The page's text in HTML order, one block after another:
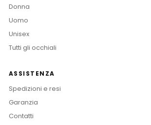
Donna
Uomo
Unisex
Tutti gli occhiali
ASSISTENZA
Spedizioni e resi
Garanzia
Contatti